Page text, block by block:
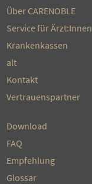
Über CARENOBLE
Service für Ärzt:Innen
Krankenkassen
alt
Kontakt
Vertrauenspartner
Download
FAQ
Empfehlung
Glossar